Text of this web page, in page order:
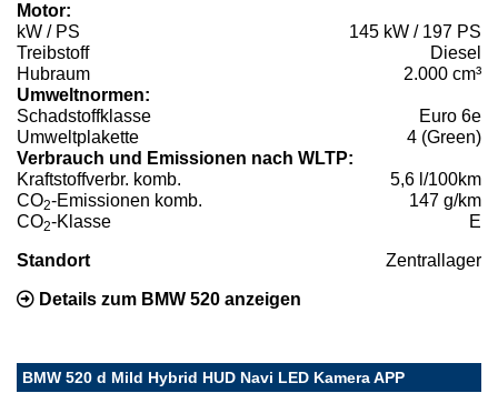
Motor:
kW / PS
145 kW / 197 PS
Treibstoff
Diesel
Hubraum
2.000 cm³
Umweltnormen:
Schadstoffklasse
Euro 6e
Umweltplakette
4 (Green)
Verbrauch und Emissionen nach WLTP:
Kraftstoffverbr. komb.
5,6 l/100km
CO2-Emissionen komb.
147 g/km
CO2-Klasse E
Standort Zentrallager
Details zum BMW 520 anzeigen
BMW 520 d Mild Hybrid HUD Navi LED Kamera APP